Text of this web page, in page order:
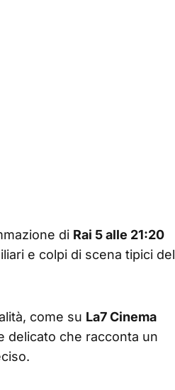
di Rai 5 alle 21:20
e colpi di scena tipici del
come su La7 Cinema
delicato che racconta un